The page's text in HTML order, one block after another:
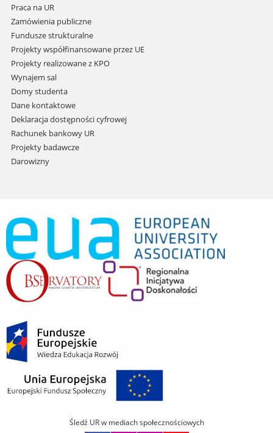
Praca na UR
Zamówienia publiczne
Fundusze strukturalne
Projekty współfinansowane przez UE
Projekty realizowane z KPO
Wynajem sal
Domy studenta
Dane kontaktowe
Deklaracja dostępności cyfrowej
Rachunek bankowy UR
Projekty badawcze
Darowizny
Śledź UR w mediach społecznościowych